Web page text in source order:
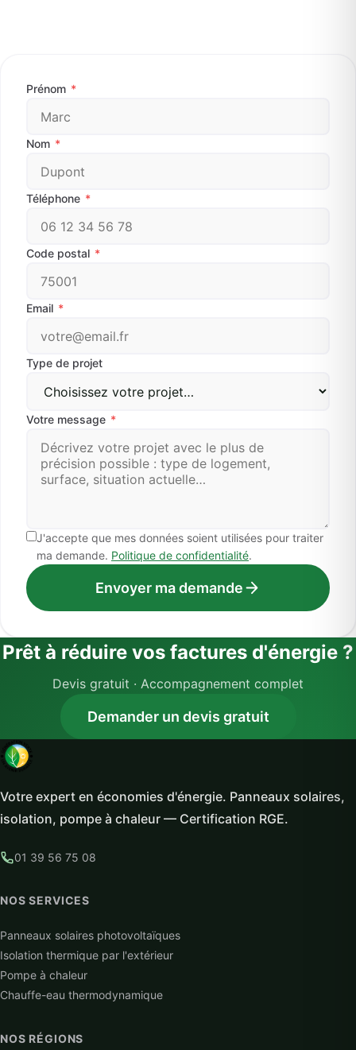
Prénom *
Nom *
Téléphone *
Code postal *
Email *
Type de projet
Votre message *
J'accepte que mes données soient utilisées pour traiter
ma demande. Politique de confidentialité.
Envoyer ma demande
Prêt à réduire vos factures d'énergie ?
Devis gratuit · Accompagnement complet
Demander un devis gratuit
Votre expert en économies d'énergie. Panneaux solaires,
isolation, pompe à chaleur — Certification RGE.
01 39 56 75 08
NOS SERVICES
Panneaux solaires photovoltaïques
Isolation thermique par l'extérieur
Pompe à chaleur
Chauffe-eau thermodynamique
NOS RÉGIONS